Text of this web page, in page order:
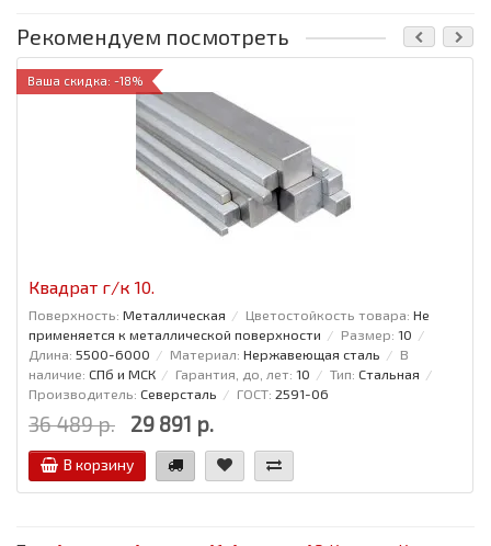
Рекомендуем посмотреть
Ваша скидка: -18%
Квадрат г/к 10.
Поверхность: Металлическая Цветостойкость товара: Не
применяется к металлической поверхности
Размер: 10
Длина: 5500-6000 Материал: Нержавеющая сталь
В
наличие: СПб и МСК Гарантия, до, лет: 10 Тип: Стальная
Производитель: Северсталь ГОСТ: 2591-06
36 489 р. 29 891 р.
В корзину